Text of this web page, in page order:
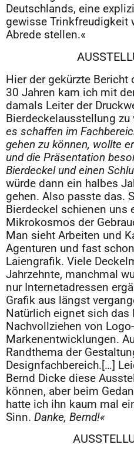
Deutschlands, eine
gewisse Trinkfreudigkeit
Abrede stellen.«
Hier der gekürzte Bericht
30 Jahren kam ich mit
damals Leiter der
Bierdeckelausstellung zu
es schaffen im
gehen zu können, wollte
und die Präsentation
Bierdeckel und einen
würde dann ein halbes
gehen. Also passte das.
Bierdeckel schienen uns
Mikrokosmos der
Man sieht Arbeiten und
Agenturen und fast
Laiengrafik. Viele
Jahrzehnte, manchmal
nur Internetadressen
Grafik aus längst
Natürlich eignet sich das
Nachvollziehen von
Markenentwicklungen.
Randthema der
Designfachbereich.[…]
Bernd Dicke diese
können, aber beim
hatte ich ihn kaum mal
Sinn. Danke, Bernd!«